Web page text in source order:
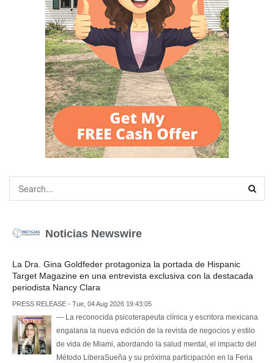
Noticias Newswire
La Dra. Gina Goldfeder protagoniza la portada de Hispanic
Target Magazine en una entrevista exclusiva con la destacada
periodista Nancy Clara
PRESS RELEASE - Tue, 04 Aug 2026 19:43:05
— La reconocida psicoterapeuta clínica y escritora mexicana
engalana la nueva edición de la revista de negocios y estilo
de vida de Miami, abordando la salud mental, el impacto del
Método LiberaSueña y su próxima participación en la Feria